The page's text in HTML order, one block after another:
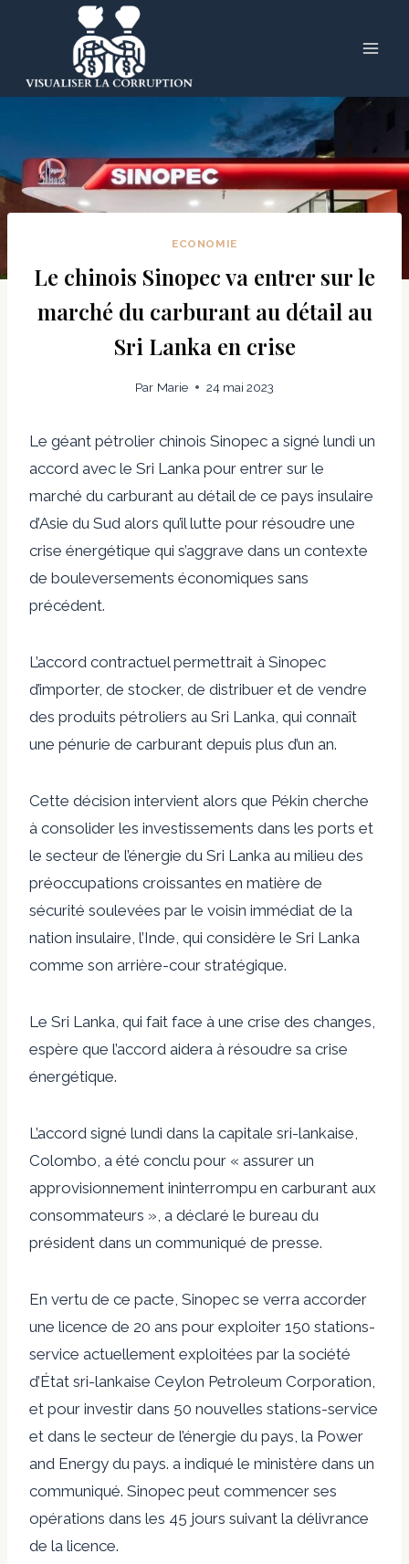
ECONOMIE
Le chinois Sinopec va entrer sur le
marché du carburant au détail au
Sri Lanka en crise
Par Marie 24 mai 2023
Le géant pétrolier chinois Sinopec a signé lundi un
accord avec le Sri Lanka pour entrer sur le
marché du carburant au détail de ce pays insulaire
d’Asie du Sud alors qu’il lutte pour résoudre une
crise énergétique qui s’aggrave dans un contexte
de bouleversements économiques sans
précédent.
L’accord contractuel permettrait à Sinopec
d’importer, de stocker, de distribuer et de vendre
des produits pétroliers au Sri Lanka, qui connaît
une pénurie de carburant depuis plus d’un an.
Cette décision intervient alors que Pékin cherche
à consolider les investissements dans les ports et
le secteur de l’énergie du Sri Lanka au milieu des
préoccupations croissantes en matière de
sécurité soulevées par le voisin immédiat de la
nation insulaire, l’Inde, qui considère le Sri Lanka
comme son arrière-cour stratégique.
Le Sri Lanka, qui fait face à une crise des changes,
espère que l’accord aidera à résoudre sa crise
énergétique.
L’accord signé lundi dans la capitale sri-lankaise,
Colombo, a été conclu pour « assurer un
approvisionnement ininterrompu en carburant aux
consommateurs », a déclaré le bureau du
président dans un communiqué de presse.
En vertu de ce pacte, Sinopec se verra accorder
une licence de 20 ans pour exploiter 150 stations-
service actuellement exploitées par la société
d’État sri-lankaise Ceylon Petroleum Corporation,
et pour investir dans 50 nouvelles stations-service
et dans le secteur de l’énergie du pays, la Power
and Energy du pays. a indiqué le ministère dans un
communiqué. Sinopec peut commencer ses
opérations dans les 45 jours suivant la délivrance
de la licence.